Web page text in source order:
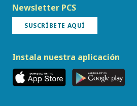
Newsletter PCS
SUSCRÍBETE AQUÍ
Instala nuestra aplicación